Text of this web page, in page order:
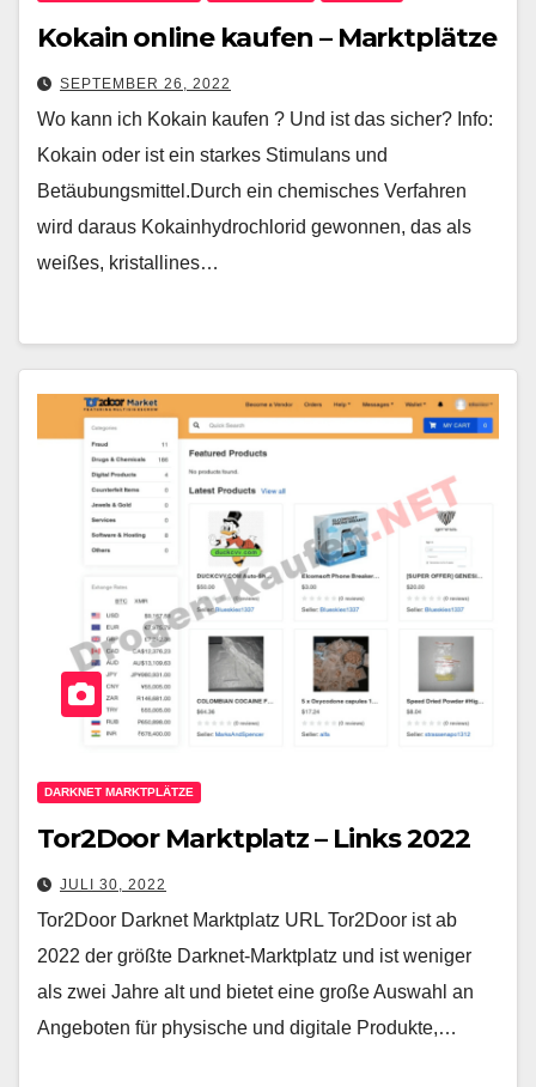
Kokain online kaufen – Marktplätze
SEPTEMBER 26, 2022
Wo kann ich Kokain kaufen ? Und ist das sicher? Info:
Kokain oder ist ein starkes Stimulans und
Betäubungsmittel.Durch ein chemisches Verfahren
wird daraus Kokainhydrochlorid gewonnen, das als
weißes, kristallines…
DARKNET MARKTPLÄTZE
Tor2Door Marktplatz – Links 2022
JULI 30, 2022
Tor2Door Darknet Marktplatz URL Tor2Door ist ab
2022 der größte Darknet-Marktplatz und ist weniger
als zwei Jahre alt und bietet eine große Auswahl an
Angeboten für physische und digitale Produkte,…